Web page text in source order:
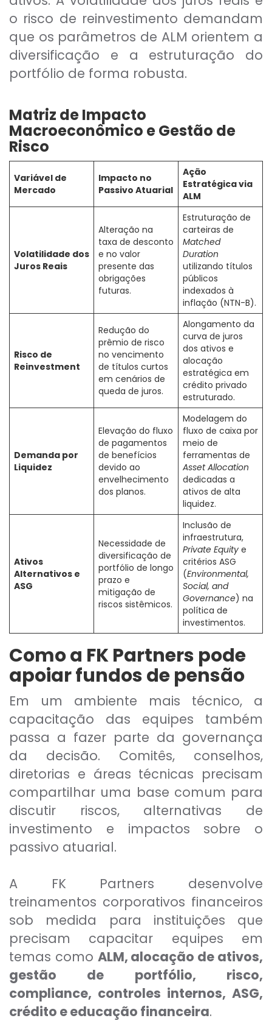
o risco de reinvestimento demandam
que os parâmetros de ALM orientem a
diversificação e a estruturação do
portfólio de forma robusta.
Matriz de Impacto
Macroeconômico e Gestão de
Risco
Variável de
Mercado
Impacto no
Passivo Atuarial
Ação
Estratégica via
ALM
Volatilidade dos
Juros Reais
Alteração na
taxa de desconto
e no valor
presente das
obrigações
futuras.
Estruturação de
carteiras de
Matched
Duration
utilizando títulos
públicos
indexados à
inflação (NTN-B).
Risco de
Reinvestment
Redução do
prêmio de risco
no vencimento
de títulos curtos
em cenários de
queda de juros.
Alongamento da
curva de juros
dos ativos e
alocação
estratégica em
crédito privado
estruturado.
Demanda por
Liquidez
Elevação do fluxo
de pagamentos
de benefícios
devido ao
envelhecimento
dos planos.
Modelagem do
fluxo de caixa por
meio de
ferramentas de
Asset Allocation
dedicadas a
ativos de alta
liquidez.
Ativos
Alternativos e
ASG
Necessidade de
diversificação de
portfólio de longo
prazo e
mitigação de
riscos sistêmicos.
Inclusão de
infraestrutura,
Private Equity e
critérios ASG
(Environmental,
Social, and
Governance) na
política de
investimentos.
Como a FK Partners pode
apoiar fundos de pensão
Em um ambiente mais técnico, a
capacitação das equipes também
passa a fazer parte da governança
da decisão. Comitês, conselhos,
diretorias e áreas técnicas precisam
compartilhar uma base comum para
discutir riscos, alternativas de
investimento e impactos sobre o
passivo atuarial.
A FK Partners desenvolve
treinamentos corporativos financeiros
sob medida para instituições que
precisam capacitar equipes em
temas como ALM, alocação de ativos,
gestão de portfólio, risco,
compliance, controles internos, ASG,
crédito e educação financeira.